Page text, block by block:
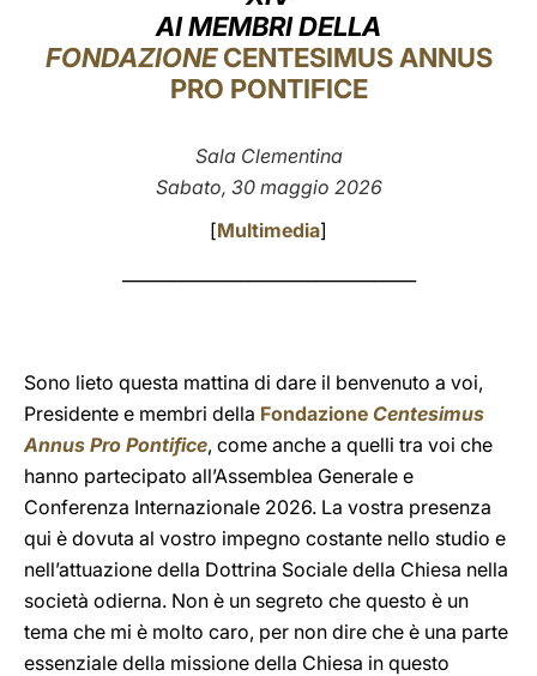
LATINE
AI MEMBRI DELLA
FONDAZIONECENTESIMUS ANNUS
PRO PONTIFICE
Sala Clementina
Sabato, 30 maggio 2026
[Multimedia]
Sono lieto questa mattina di dare il benvenuto a voi,
Presidente e membri della Fondazione Centesimus
Annus Pro Pontifice, come anche a quelli tra voi che
hanno partecipato all’Assemblea Generale e
Conferenza Internazionale 2026. La vostra presenza
qui è dovuta al vostro impegno costante nello studio e
nell’attuazione della Dottrina Sociale della Chiesa nella
società odierna. Non è un segreto che questo è un
tema che mi è molto caro, per non dire che è una parte
essenziale della missione della Chiesa in questo